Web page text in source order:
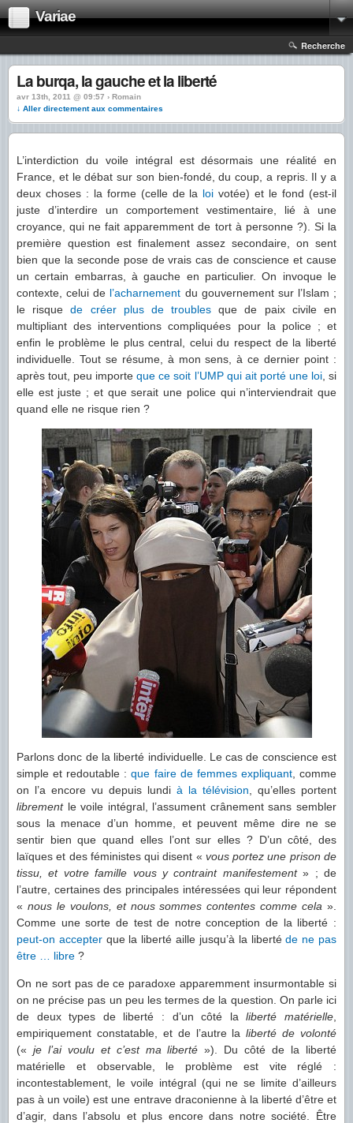
Variae
Recherche
La burqa, la gauche et la liberté
avr 13th, 2011 @ 09:57 › Romain
↓ Aller directement aux commentaires
L’interdiction du voile intégral est désormais une réalité en
France, et le débat sur son bien-fondé, du coup, a repris. Il y a
deux choses : la forme (celle de la loi votée) et le fond (est-il
juste d’interdire un comportement vestimentaire, lié à une
croyance, qui ne fait apparemment de tort à personne ?). Si la
première question est finalement assez secondaire, on sent
bien que la seconde pose de vrais cas de conscience et cause
un certain embarras, à gauche en particulier. On invoque le
contexte, celui de l’acharnement du gouvernement sur l’Islam ;
le risquede créer plus de troubles que de paix civile en
multipliant des interventions compliquées pour la police ; et
enfin le problème le plus central, celui du respect de la liberté
individuelle. Tout se résume, à mon sens, à ce dernier point :
après tout, peu importeque ce soit l’UMP qui ait porté une loi, si
elle est juste ; et que serait une police qui n’interviendrait que
quand elle ne risque rien ?
Parlons donc de la liberté individuelle. Le cas de conscience est
simple et redoutable :que faire de femmes expliquant, comme
on l’a encore vu depuis lundi à la télévision , qu’elles portent
librement le voile intégral, l’assument crânement sans sembler
sous la menace d’un homme, et peuvent même dire ne se
sentir bien que quand elles l’ont sur elles ? D’un côté, des
laïques et des féministes qui disent « vous portez une prison de
tissu, et votre famille vous y contraint manifestement» ; de
l’autre, certaines des principales intéressées qui leur répondent
« nous le voulons, et nous sommes contentes comme cela ».
Comme une sorte de test de notre conception de la liberté :
peut-on accepterque la liberté aille jusqu’à la libertéde ne pas
être … libre ?
On ne sort pas de ce paradoxe apparemment insurmontable si
on ne précise pas un peu les termes de la question. On parle ici
de deux types de liberté : d’un côté laliberté matérielle
empiriquement constatable, et de l’autre laliberté de volonté
(« je l’ai voulu et c’est ma liberté »). Du côté de la liberté
matérielle et observable, le problème est vite réglé :
incontestablement, le voile intégral (qui ne se limite d’ailleurs
pas à un voile) est une entrave draconienne à la liberté d’être et
d’agir, dans l’absolu et plus encore dans notre société. Être